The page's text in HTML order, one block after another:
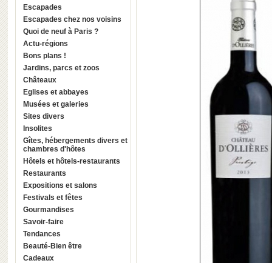
Escapades
Escapades chez nos voisins
Quoi de neuf à Paris ?
Actu-régions
Bons plans !
Jardins, parcs et zoos
Châteaux
Eglises et abbayes
Musées et galeries
Sites divers
Insolites
Gîtes, hébergements divers et
chambres d'hôtes
Hôtels et hôtels-restaurants
Restaurants
Expositions et salons
Festivals et fêtes
Gourmandises
Savoir-faire
Tendances
Beauté-Bien être
Cadeaux